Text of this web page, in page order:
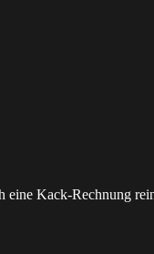
Kack-Rechnung